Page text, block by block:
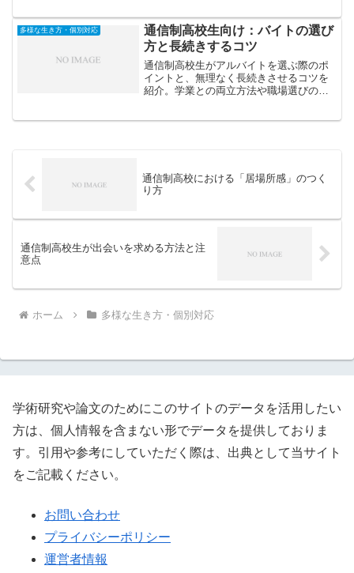
多様な生き方・個別対応
通信制高校生向け：バイトの選び
方と長続きするコツ
通信制高校生がアルバイトを選ぶ際のポ
イントと、無理なく長続きさせるコツを
紹介。学業との両立方法や職場選びの注
通信制高校における「居場所感」のつく
り方
通信制高校生が出会いを求める方法と注
意点
ホーム 多様な生き方・個別対応
学術研究や論文のためにこのサイトのデータを活用したい
方は、個人情報を含まない形でデータを提供しておりま
す。引用や参考にしていただく際は、出典として当サイト
をご記載ください。
お問い合わせ
プライバシーポリシー
運営者情報